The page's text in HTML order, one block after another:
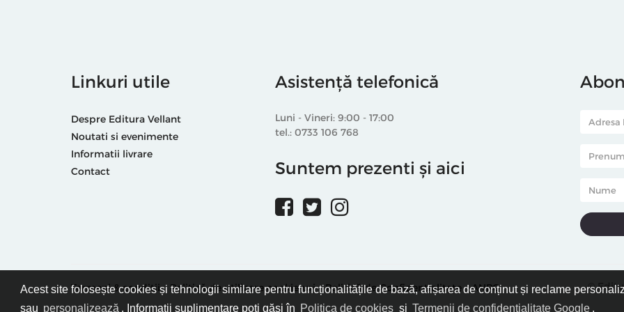
Acest site folosește cookies și tehnologii similare pentru funcționalitățile de bază, afișarea de conținut și reclame
sau personalizează . Informații suplimentare poți găsi în Politica de cookies și Termenii de confidențialitate Google .
Linkuri utile
Despre Editura Vellant
Noutati si evenimente
Informatii livrare
Contact
Asistență telefonică
Luni - Vineri: 9:00 - 17:00
tel.: 0733 106 768
Suntem prezenti și aici
Termeni & condiții Politică de utilizare cookie-uri Politică de Confidențialitate ANPC ©